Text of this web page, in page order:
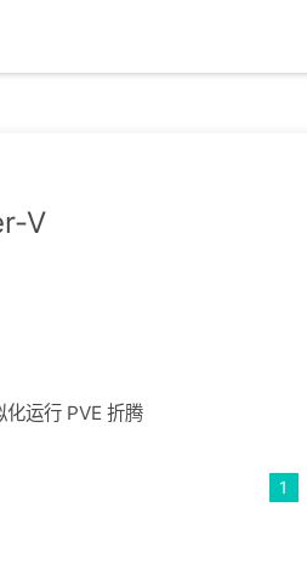
V
运行 PVE 折腾
1